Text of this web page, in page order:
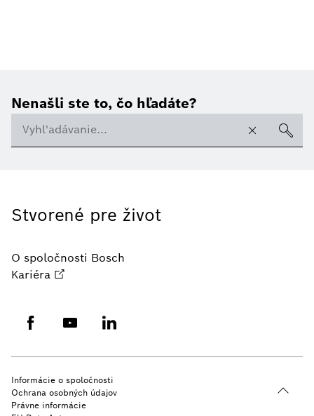
Nenašli ste to, čo hľadáte?
Stvorené pre život
O spoločnosti Bosch
Kariéra
Informácie o spoločnosti
Ochrana osobných údajov
Právne informácie